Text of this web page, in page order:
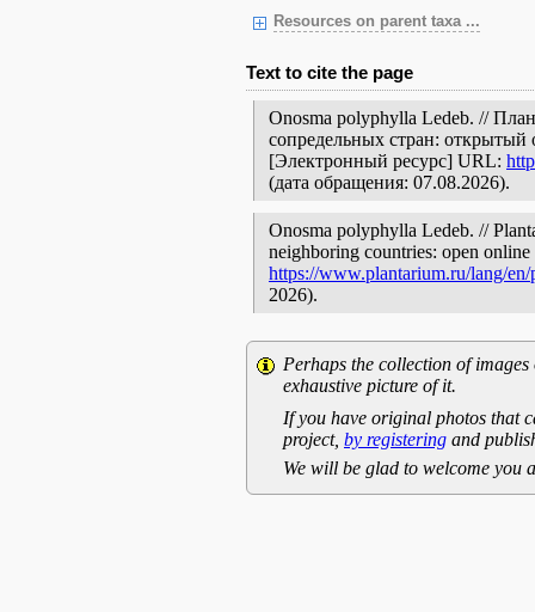
Resources on parent taxa ...
Text to cite the page
Onosma polyphylla Ledeb. //
сопредельных стран: открытый
[Электронный ресурс] URL:
(дата обращения: 07.08.2026).
Onosma polyphylla Ledeb. //
neighboring countries: open
https://www.plantarium.ru/lang/
2026).
Perhaps the collection of
exhaustive picture of it.
If you have original photos that
project, by registering and
We will be glad to welcome